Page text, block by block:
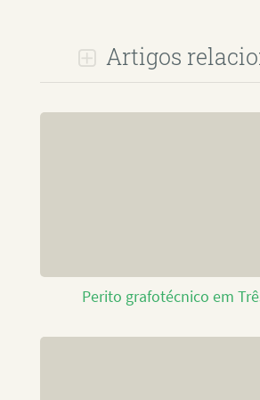
Artigos
Perito grafotécnico em